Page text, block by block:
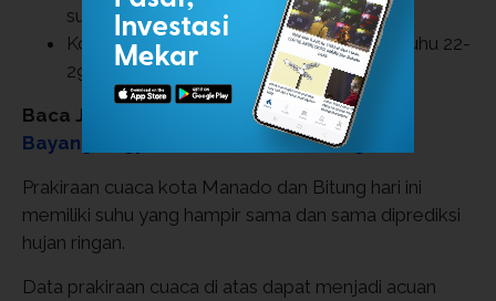
suhu 24-29
0 C, kelembapan 69-92%
Kota Bitung hari ini: hujan ringan dengan suhu 22-
29
C, kelembapan 72-97%
Baca Juga:
Siapkan Payung! Hujan Ringan
Bayangi Yogyakarta, Solo, Semarang.
Prakiraan cuaca kota Manado dan Bitung hari ini
memiliki suhu yang hampir sama dan sama diprediksi
hujan ringan.
Data prakiraan cuaca di atas dapat menjadi acuan